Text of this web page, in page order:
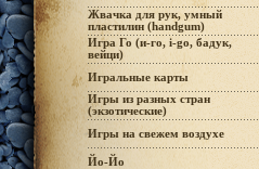
Жвачка для рук, умный
пластилин (handgum)
Игра Го (и-го, i-go, бадук,
вейци)
Игральные карты
Игры из разных стран
(экзотические)
Игры на свежем воздухе
Йо-Йо